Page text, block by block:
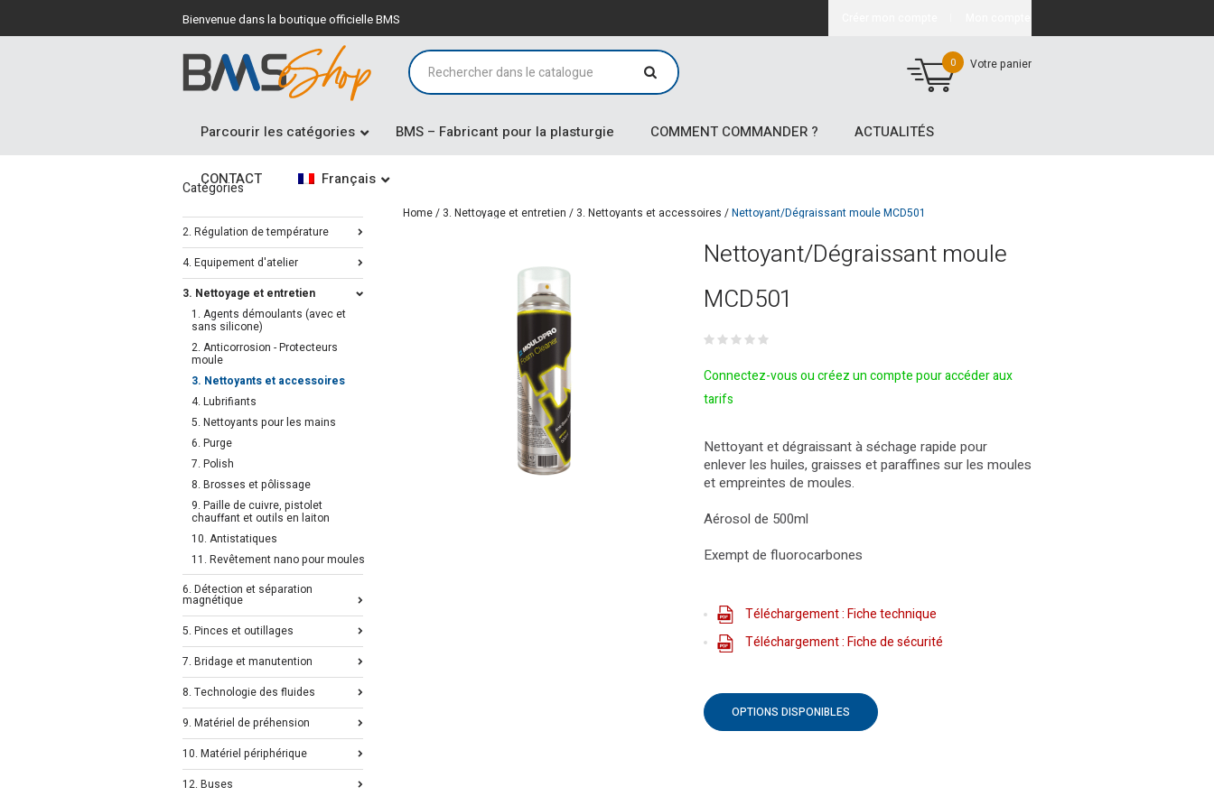
Bienvenue dans la boutique officielle BMS
0 Votre panier
Parcourir les catégories BMS – Fabricant pour la plasturgie COMMENT COMMANDER ? ACTUALITÉS
CONTACT Français
Home/ 3. Nettoyage et entretien / 3. Nettoyants et accessoires /Nettoyant/Dégraissant moule MCD501
Nettoyant/Dégraissant moule
MCD501
Connectez-vous ou créez un compte pour accéder aux
tarifs
Nettoyant et dégraissant à séchage rapide pour
enlever les huiles, graisses et paraffines sur les moules
et empreintes de moules.
Aérosol de 500ml
Exempt de fluorocarbones
Téléchargement : Fiche technique
Téléchargement : Fiche de sécurité
OPTIONS DISPONIBLES
Catégories
2. Régulation de température
4. Equipement d'atelier
3. Nettoyage et entretien
1. Agents démoulants (avec et
sans silicone)
2. Anticorrosion - Protecteurs
moule
3. Nettoyants et accessoires
4. Lubrifiants
5. Nettoyants pour les mains
6. Purge
7. Polish
8. Brosses et pôlissage
9. Paille de cuivre, pistolet
chauffant et outils en laiton
10. Antistatiques
11. Revêtement nano pour moules
6. Détection et séparation
magnétique
5. Pinces et outillages
7. Bridage et manutention
8. Technologie des fluides
9. Matériel de préhension
10. Matériel périphérique
12. Buses